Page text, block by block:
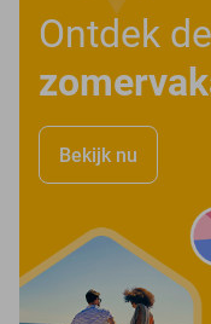
Ontdek
Bekijk nu